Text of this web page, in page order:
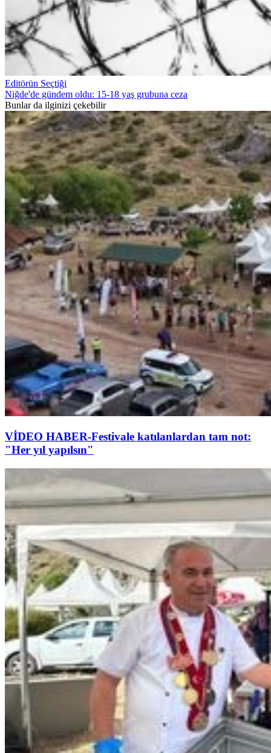
Editörün Seçtiği
Niğde'de gündem oldu: 15-18 yaş grubuna ceza
Bunlar da ilginizi çekebilir
VİDEO HABER-Festivale katılanlardan tam not:
"Her yıl yapılsın"